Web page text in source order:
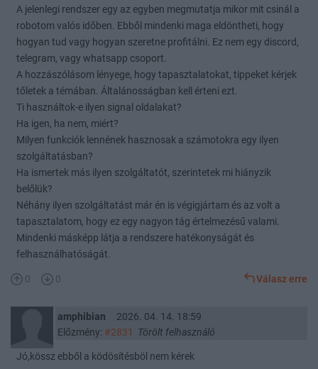
A jelenlegi rendszer egy az egyben megmutatja mikor mit csinál a
robotom valós időben. Ebből mindenki maga eldöntheti, hogy
hogyan tud vagy hogyan szeretne profitálni. Ez nem egy discord,
telegram, vagy whatsapp csoport.
A hozzászólásom lényege, hogy tapasztalatokat, tippeket kérjek
tőletek a témában. Általánosságban kell érteni ezt.
Ti használtok-e ilyen signal oldalakat?
Ha igen, ha nem, miért?
Milyen funkciók lennének hasznosak a számotokra egy ilyen
szolgáltatásban?
Ha ismertek más ilyen szolgáltatót, szerintetek mi hiányzik
belőlük?
Néhány ilyen szolgáltatást már én is végigjártam és az volt a
tapasztalatom, hogy ez egy nagyon tág értelmezésű valami.
Mindenki másképp látja a rendszere hatékonyságát és
felhasználhatóságát.
0 0 Válasz erre
amphibian
2026. 04. 14. 18:59
Előzmény: #2831 Törölt felhasználó
Jó,kössz ebből a ködösítésböl nem kérek